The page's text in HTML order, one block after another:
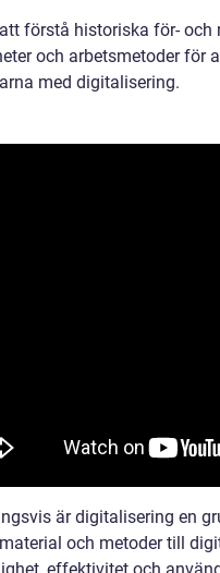
förstå historiska för-
och arbetsmetoder för
med digitalisering.
är digitalisering en
och metoder till